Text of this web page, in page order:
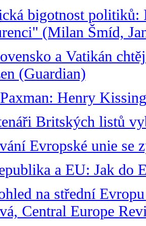
bigotnost politiků:
(Milan Šmíd,
a Vatikán
(Guardian)
Henry
Britských listů
Evropské unie se
a EU: Jak do
na střední
Central Europe